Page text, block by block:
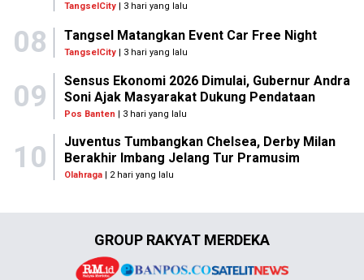
TangselCity| 3 hari yang lalu
08 Tangsel Matangkan Event Car Free Night
TangselCity | 3 hari yang lalu
09
Sensus Ekonomi 2026 Dimulai, Gubernur Andra
Soni Ajak Masyarakat Dukung Pendataan
Pos Banten | 3 hari yang lalu
10
Juventus Tumbangkan Chelsea, Derby Milan
Berakhir Imbang Jelang Tur Pramusim
Olahraga| 2 hari yang lalu
GROUP RAKYAT MERDEKA